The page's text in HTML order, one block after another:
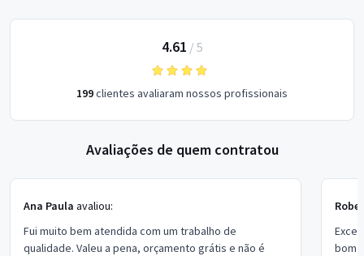
4.61 / 5
199clientes avaliaram nossos profissionais
Avaliações de quem contratou
Ana Paula avaliou:
Fui muito bem atendida com um trabalho de
qualidade. Valeu a pena, orçamento grátis e não é
bom